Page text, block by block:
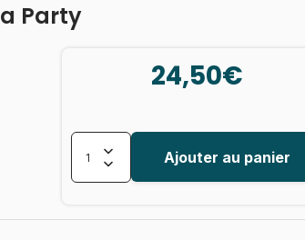
Party
24,50€
Ajouter au panier